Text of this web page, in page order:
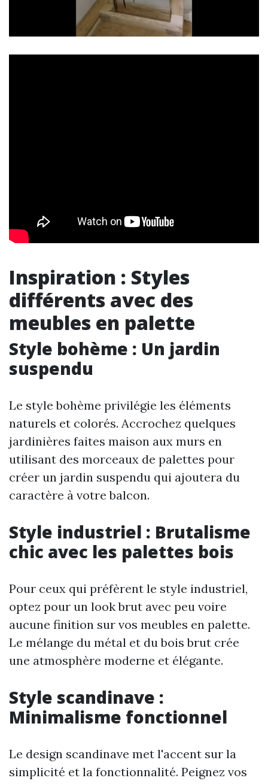
Inspiration : Styles
différents avec des
meubles en palette
Style bohème : Un jardin
suspendu
Le style bohème privilégie les éléments
naturels et colorés. Accrochez quelques
jardinières faites maison aux murs en
utilisant des morceaux de palettes pour
créer un jardin suspendu qui ajoutera du
caractère à votre balcon.
Style industriel : Brutalisme
chic avec les palettes bois
Pour ceux qui préfèrent le style industriel,
optez pour un look brut avec peu voire
aucune finition sur vos meubles en palette.
Le mélange du métal et du bois brut crée
une atmosphère moderne et élégante.
Style scandinave :
Minimalisme fonctionnel
Le design scandinave met l'accent sur la
simplicité et la fonctionnalité. Peignez vos